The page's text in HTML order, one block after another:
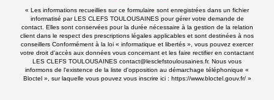
« Les informations recueillies sur ce formulaire sont enregistrées dans un fichier
informatisé par LES CLEFS TOULOUSAINES pour gérer votre demande de
contact. Elles sont conservées pour la durée nécessaire à la gestion de la relation
client dans le respect des prescriptions légales applicables et sont destinées à nos
conseillers Conformément à la loi « informatique et libertés », vous pouvez exercer
votre droit d'accès aux données vous concernant et les faire rectifier en contactant
LES CLEFS TOULOUSAINES contact@lesclefstoulousaines.fr. Nous vous
informons de l'existence de la liste d'opposition au démarchage téléphonique «
Bloctel », sur laquelle vous pouvez vous inscrire ici : https://www.bloctel.gouv.fr/»